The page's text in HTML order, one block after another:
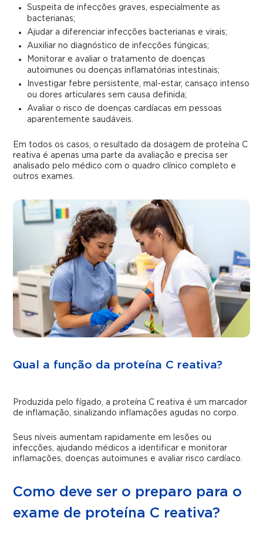
Suspeita de infecções graves, especialmente as
bacterianas;
Ajudar a diferenciar infecções bacterianas e virais;
Auxiliar no diagnóstico de infecções fúngicas;
Monitorar e avaliar o tratamento de doenças
autoimunes ou doenças inflamatórias intestinais;
Investigar febre persistente, mal-estar, cansaço intenso
ou dores articulares sem causa definida;
Avaliar o risco de doenças cardíacas em pessoas
aparentemente saudáveis.
Em todos os casos, o resultado da dosagem de proteína C
reativa é apenas uma parte da avaliação e precisa ser
analisado pelo médico com o quadro clínico completo e
outros exames.
Qual a função da proteína C reativa?
Produzida pelo fígado, a proteína C reativa é um marcador
de inflamação, sinalizando inflamações agudas no corpo.
Seus níveis aumentam rapidamente em lesões ou
infecções, ajudando médicos a identificar e monitorar
inflamações, doenças autoimunes e avaliar risco cardíaco.
Como deve ser o preparo para o
exame de proteína C reativa?